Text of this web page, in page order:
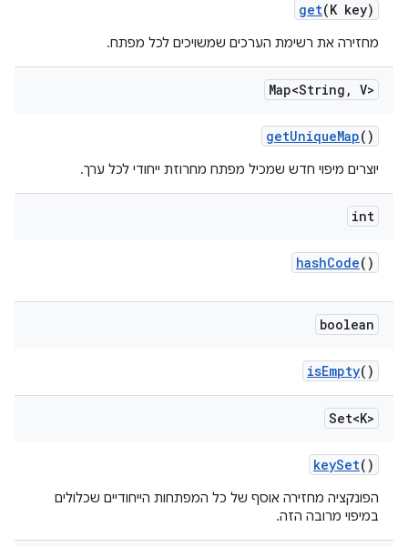
get(K key)
מחזירה את רשימת הערכים שמשויכים לכל מפתח.
Map<String , V>
getUniqueMap()
יוצרים מיפוי חדש שמכיל מפתח מחרוזת ייחודי לכל ערך.
int
hashCode()
boolean
isEmpty()
Set<K>
keySet()
הפונקציה מחזירה אוסף של כל המפתחות הייחודיים שכלולים
במיפוי מרובה הזה.